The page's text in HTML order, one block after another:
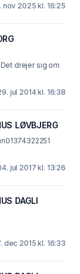
nov 2025 kl. 16:25
drejer sig om
jul 2014 kl. 16:38
LØVBJERG
jul 2017 kl. 13:26
DAGLI
dec 2015 kl. 16:33